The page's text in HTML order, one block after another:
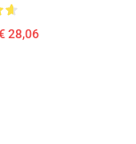
28,06